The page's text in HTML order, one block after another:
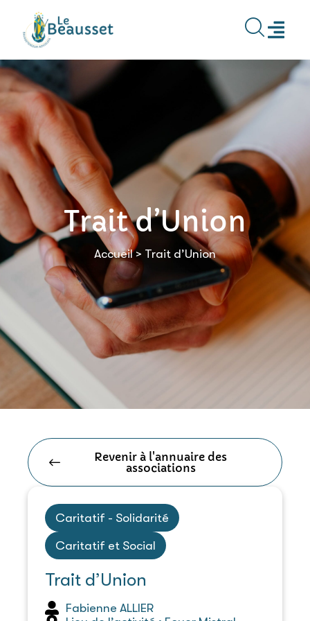
principal
Trait d’Union
Accueil> Trait d’Union
Revenir à l'annuaire des
associations
Caritatif - Solidarité
Caritatif et Social
Trait d’Union
Fabienne ALLIER